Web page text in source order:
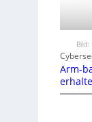
Bild:
Arm-